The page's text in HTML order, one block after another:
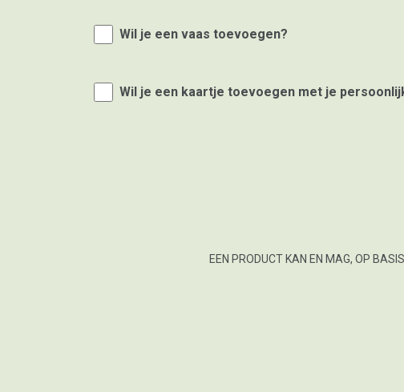
Wil je een vaas toevoegen?
Wil je een kaartje toevoegen met je
EEN PRODUCT KAN EN MAG, OP